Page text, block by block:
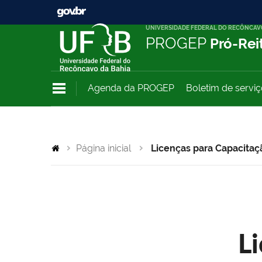
UNIVERSIDADE FEDERAL DO
PROGEP Pró-
Agenda da PROGEP Boletim de
Página inicial Licenças para